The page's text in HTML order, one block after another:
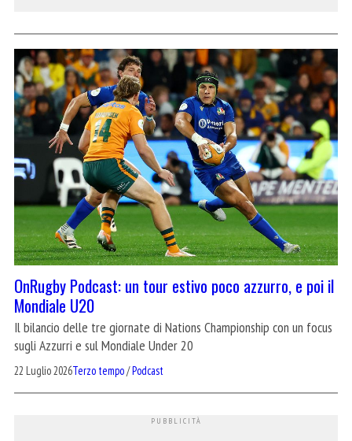
OnRugby Podcast: un tour estivo poco azzurro, e poi il
Mondiale U20
Il bilancio delle tre giornate di Nations Championship con un focus
sugli Azzurri e sul Mondiale Under 20
22 Luglio 2026Terzo tempo/Podcast